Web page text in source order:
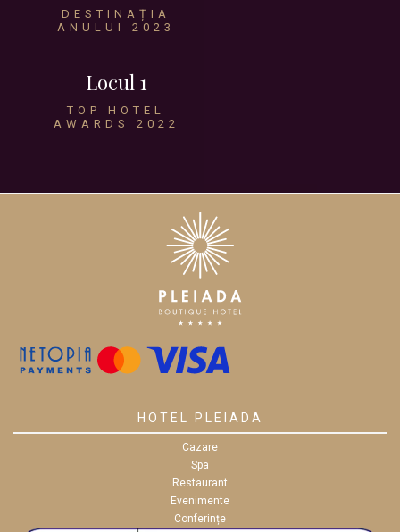
DESTINAȚIA
ANULUI 2023
Locul 1
TOP HOTEL
AWARDS 2022
HOTEL PLEIADA
Cazare
Spa
Restaurant
Evenimente
Conferințe